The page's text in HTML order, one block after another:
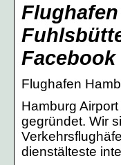
Facebook
Flughafen
Hamburg
gegründet. Wir
dienstälteste